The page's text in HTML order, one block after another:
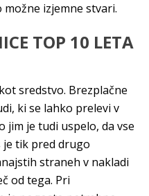
izjemne stvari.
TOP 10 LETA
sredstvo. Brezplačne
ki se lahko prelevi v
je tudi uspelo, da vse
je tik pred drugo
straneh v nakladi
od tega. Pri